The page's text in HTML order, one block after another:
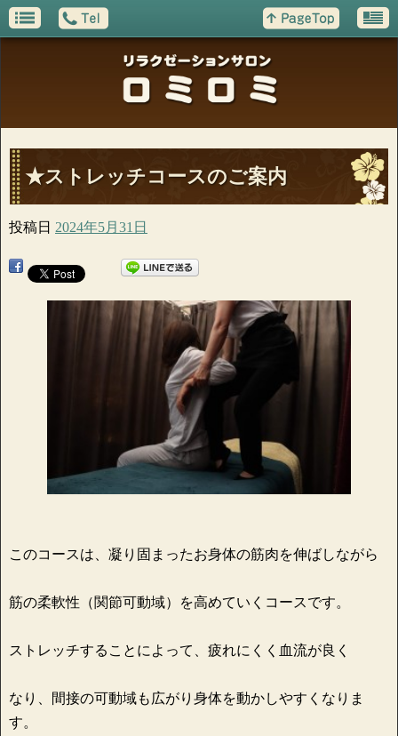
★ストレッチコースのご案内
投稿日 2024年5月31日
このコースは、凝り固まったお身体の筋肉を伸ばしながら
筋の柔軟性（関節可動域）を高めていくコースです。
ストレッチすることによって、疲れにくく血流が良く
なり、間接の可動域も広がり身体を動かしやすくなりま
す。